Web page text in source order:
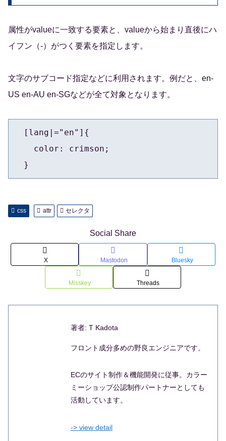
属性がvalueに一致する要素と、valueから始まり直後にハ
イフン（-）がつく要素を指定します。
文字のサブコード指定などに利用されます。例だと、en-
US en-AU en-SGなどが全て対象となります。
  [lang|="en"]{
    color: crimson;
css attr セレクタ
Social Share
X Mastodon Bluesky
Misskey Threads
著者: T Kadota
フロント成分多めの野良エンジニアです。
ECのサイト制作＆機能開発に従事。カラー
ミーショップ公認制作パートナーとしても
活動しています。
-> view detail